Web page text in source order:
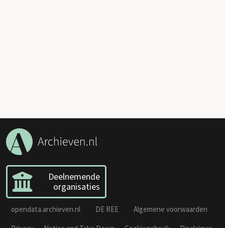
Deelnemende
organisaties
opendata.archieven.nl DE REE
Algemene voorwaarden